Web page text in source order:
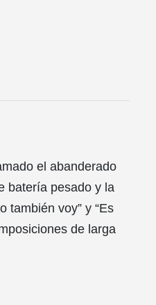
el abanderado
batería pesado y la
también voy” y “Es
de larga